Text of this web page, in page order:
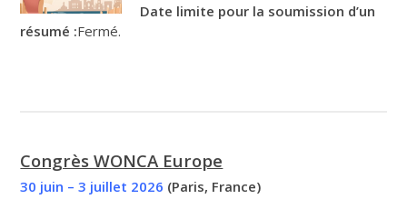
Date limite pour la soumission d’un
résumé :Fermé.
Congrès WONCA Europe
30 juin – 3 juillet 2026 (Paris, France)